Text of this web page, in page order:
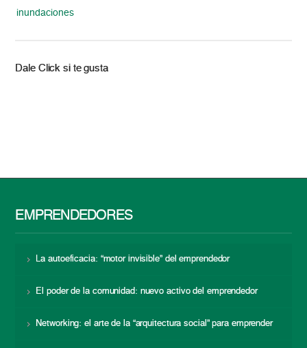
inundaciones
Dale Click si te gusta
EMPRENDEDORES
La autoeficacia: “motor invisible” del emprendedor
El poder de la comunidad: nuevo activo del emprendedor
Networking: el arte de la “arquitectura social” para emprender